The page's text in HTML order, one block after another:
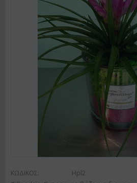
ΚΩΔΙΚΟΣ: Hpl2